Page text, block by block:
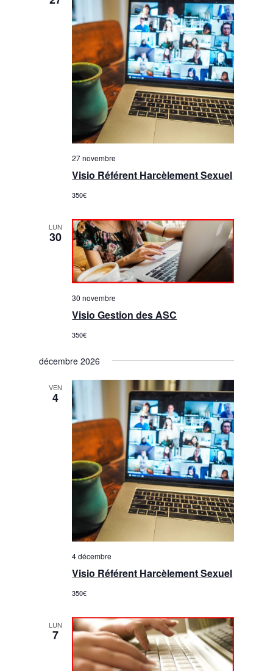
27 novembre
Visio Référent Harcèlement Sexuel
350€
LUN
30
30 novembre
Visio Gestion des ASC
350€
décembre 2026
VEN
4
4 décembre
Visio Référent Harcèlement Sexuel
350€
LUN
7